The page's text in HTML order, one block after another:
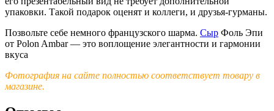
упаковки. Такой подарок оценят и коллеги, и друзья-гурманы.
Позвольте себе немного французского шарма. Сыр Фоль Эпи
от Polon Ambar — это воплощение элегантности и гармонии
вкуса
Фотография на сайте полностью соответствует товару в
магазине.